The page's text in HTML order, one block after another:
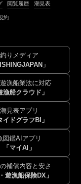
閲覧履歴 潮見表
約
釣りメディア
」
漁船業法に対応
漁船クラウド」
潮見表アプリ
イドグラフBI」
図鑑AIアプリ
「マイAI」
補償内容と安さ
遊漁船保険DX」